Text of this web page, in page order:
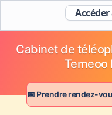
Cabinet de
Temeoo
📅 Prendre rendez-